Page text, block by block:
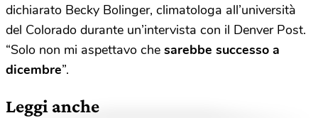
dichiarato Becky Bolinger, climatologa all’università
del Colorado durante un’intervista con il Denver Post.
“Solo non mi aspettavo che sarebbe successo a
dicembre”.
Leggi anche